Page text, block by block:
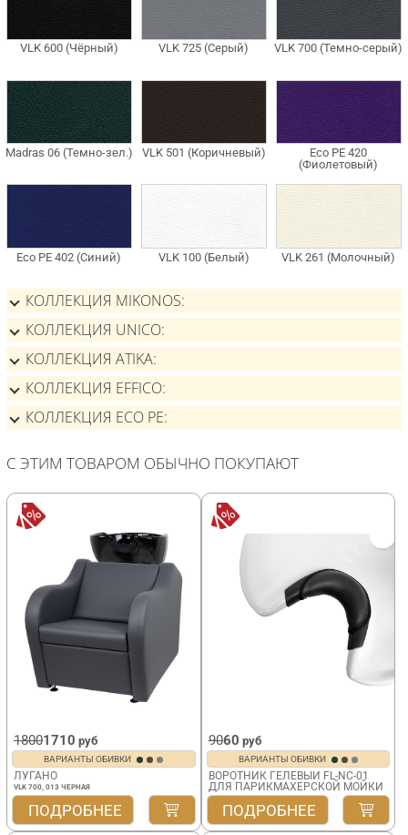
КОЛЛЕКЦИЯ MIKONOS
КОЛЛЕКЦИЯ UNICO
КОЛЛЕКЦИЯ ATIKA
КОЛЛЕКЦИЯ EFFICO
КОЛЛЕКЦИЯ ECO PE
С ЭТИМ ТОВАРОМ ОБЫЧНО ПОКУПАЮТ
18001710 руб
ВАРИАНТЫ ОБИВКИ
ЛУГАНО
VLK 700, 013 ЧЕРНАЯ
ПОДРОБНЕЕ
9060 руб
ВАРИАНТЫ ОБИВКИ
ВОРОТНИК ГЕЛЕВЫЙ FL-NC-01
ДЛЯ ПАРИКМАХЕРСКОЙ МОЙКИ
ПОДРОБНЕЕ